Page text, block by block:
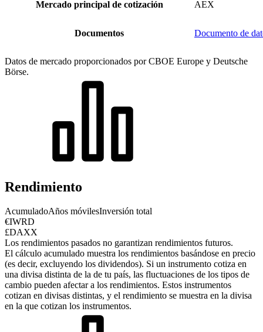
Mercado principal de cotización AEX
Documentos Documento de
Datos de mercado proporcionados por CBOE Europe y Deutsche
Börse.
Rendimiento
AcumuladoAños móvilesInversión total
€IWRD
£DAXX
Los rendimientos pasados no garantizan rendimientos futuros.
El cálculo acumulado muestra los rendimientos basándose en precio
(es decir, excluyendo los dividendos). Si un instrumento cotiza en
una divisa distinta de la de tu país, las fluctuaciones de los tipos de
cambio pueden afectar a los rendimientos. Estos instrumentos
cotizan en divisas distintas, y el rendimiento se muestra en la divisa
en la que cotizan los instrumentos.